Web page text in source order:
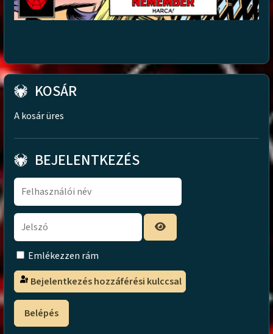
KOSÁR
A kosár üres
BEJELENTKEZÉS
Emlékezzen rám
Bejelentkezés hozzáférési kulccsal
Belépés